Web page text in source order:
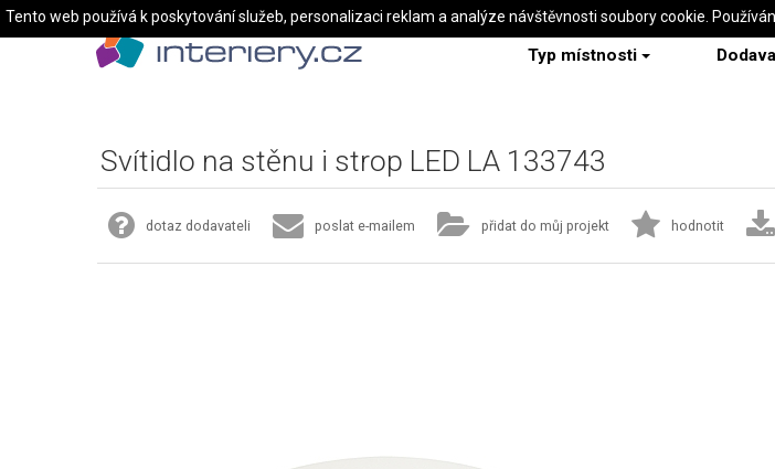
Typ místnosti
Svítidlo na stěnu i strop LED LA 133743
dotaz dodavateli poslat e-mailem přidat do můj projekt hodnotit
Tento web používá k poskytování služeb, personalizaci reklam a analýze návštěvnosti soubory cookie.